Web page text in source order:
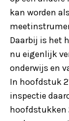
kan worden
Daarbij is het
nu eigenlijk
onderwijs en
In hoofdstuk
inspectie
hoofdstukken